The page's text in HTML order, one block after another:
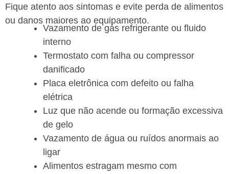
Fique atento aos sintomas e evite perda de alimentos
ou danos maiores ao equipamento.
Vazamento de gás refrigerante ou fluido
interno
Termostato com falha ou compressor
danificado
Placa eletrônica com defeito ou falha
elétrica
Luz que não acende ou formação excessiva
de gelo
Vazamento de água ou ruídos anormais ao
ligar
Alimentos estragam mesmo com